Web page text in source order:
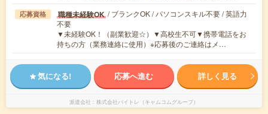
応募資格 職種未経験OK / ブランクOK / パソコンスキル不要 / 英語力
不要
▼未経験OK！（副業歓迎☆）▼高校生不可▼携帯電話をお
持ちの方（業務連絡に使用）※応募後のご連絡はメ…
気になる! 応募へ進む 詳しく見る
派遣会社 株式会社バイトレ（キャムコムグループ）